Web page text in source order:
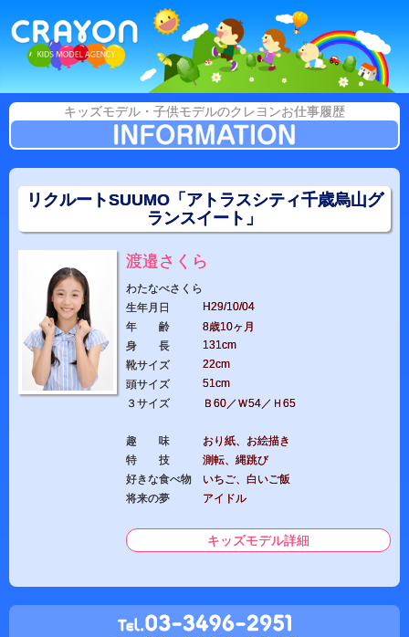
キッズモデル・子供モデルのクレヨンお仕事履歴
リクルートSUUMO「アトラスシティ千歳烏山グ
ランスイート」
渡邉さくら
わたなべさくら
生年月日
H29/10/04
年 齢
8歳10ヶ月
身 長
131cm
靴サイズ
22cm
頭サイズ
51cm
３サイズ
Ｂ60／Ｗ54／Ｈ65
趣 味
おり紙、お絵描き
特 技
測転、縄跳び
好きな食べ物
いちご、白いご飯
将来の夢
アイドル
キッズモデル詳細